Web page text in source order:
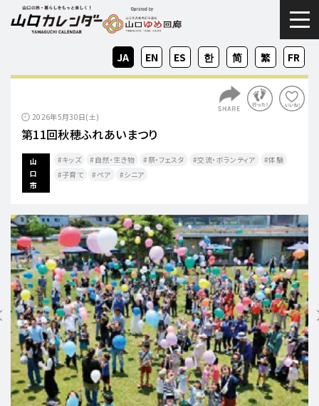
ZH-
CN
ZH-
TW
EN FR
JA KO
ES
2026年5月30日(土)
第11回秋穂ふれあいまつり
山
口
市
キッズ 自然・生き物 祭・フェスタ 交流・ボランティア
体験
子育て
ペア シニア